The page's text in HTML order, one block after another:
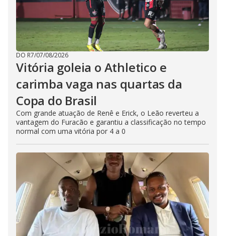
DO R7/07/08/2026
Vitória goleia o Athletico e
carimba vaga nas quartas da
Copa do Brasil
Com grande atuação de Renê e Erick, o Leão reverteu a
vantagem do Furacão e garantiu a classificação no tempo
normal com uma vitória por 4 a 0